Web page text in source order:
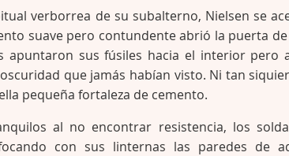
verborrea de su subalterno, Nielsen se
suave pero contundente abrió la puerta
apuntaron sus fúsiles hacia el interior pero
que jamás habían visto. Ni tan
pequeña fortaleza de cemento.
al no encontrar resistencia, los
con sus linternas las paredes de